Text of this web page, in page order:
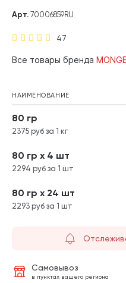
47
Арт. 70006859RU
Все товары бренда MONGE
НАИМЕНОВАНИЕ
80 гр
2375 руб за 1 кг
80 гр х 4 шт
2294 руб за 1 шт
80 гр х 24 шт
2293 руб за 1 шт
Самовывоз
в пунктах вашего региона